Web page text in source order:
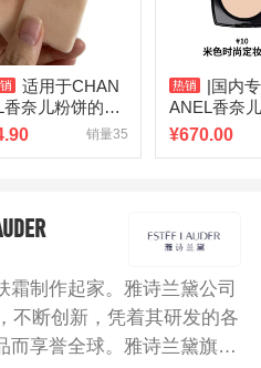
盈到适度。小巧的粉盒，既
便。
适用于CHAN
香奈儿粉饼的粉
粉饼专用植绒
销量35
|国内
ANEL香奈
尚定妆粉饼
¥670.00
制作起家。雅诗兰黛公司
不断创新，凭着其研发的各
而享誉全球。雅诗兰黛旗下